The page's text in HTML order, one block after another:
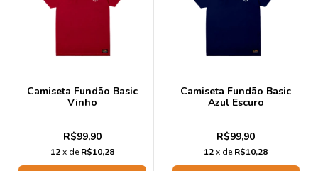
Camiseta Fundão Basic
Vinho
R$99,90
12 x deR$10,28
Camiseta Fundão Basic
Azul Escuro
R$99,90
12 x deR$10,28